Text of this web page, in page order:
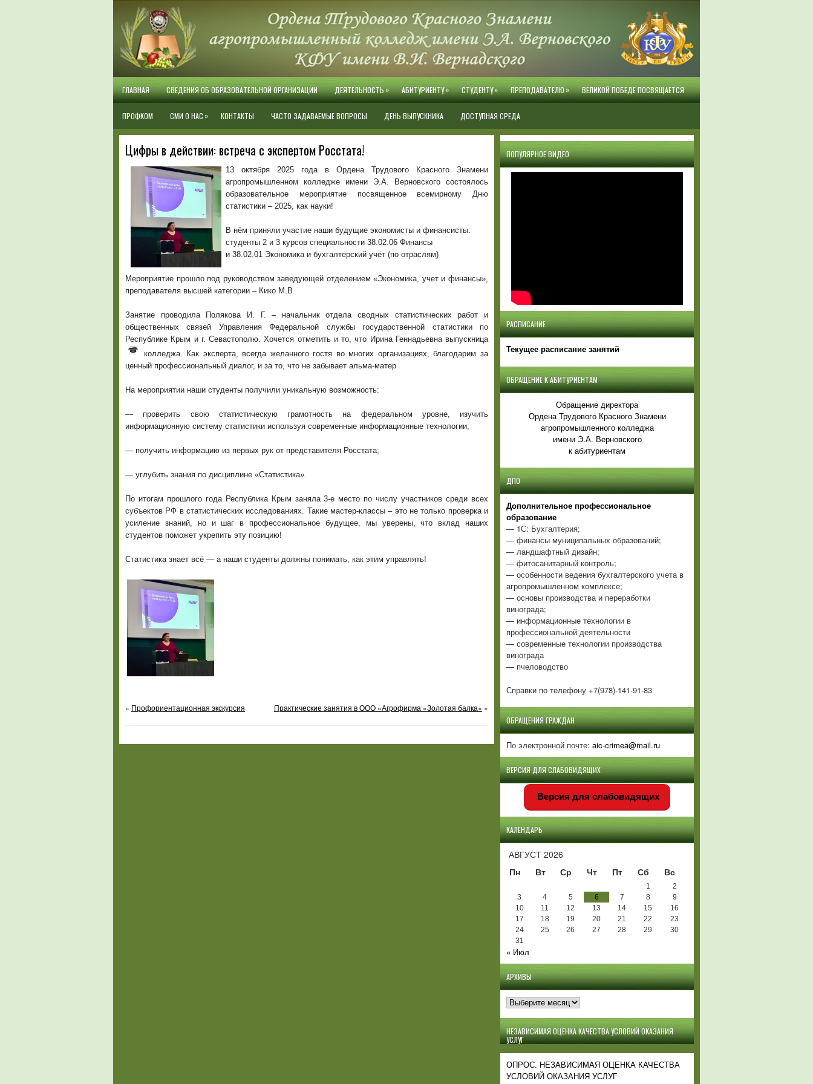
ГЛАВНАЯ СВЕДЕНИЯ ОБ ОБРАЗОВАТЕЛЬНОЙ ОРГАНИЗАЦИИ ДЕЯТЕЛЬНОСТЬ» АБИТУРИЕНТУ» СТУДЕНТУ» ПРЕПОДАВАТЕЛЮ» ВЕЛИКОЙ ПОБЕДЕ ПОСВЯЩАЕТСЯ
ПРОФКОМ СМИ О НАС » КОНТАКТЫ ЧАСТО ЗАДАВАЕМЫЕ ВОПРОСЫ ДЕНЬ ВЫПУСКНИКА ДОСТУПНАЯ СРЕДА
Цифры в действии: встреча с экспертом Росстата!
13 октября 2025 года в Ордена Трудового Красного Знамени
агропромышленном колледже имени Э.А. Верновского состоялось
образовательное мероприятие посвященное всемирному Дню
статистики – 2025, как науки!
В нём приняли участие наши будущие экономисты и финансисты:
студенты 2 и 3 курсов специальности 38.02.06 Финансы
и 38.02.01 Экономика и бухгалтерский учёт (по отраслям)
Мероприятие прошло под руководством заведующей отделением «Экономика, учет и финансы»,
преподавателя высшей категории – Кико М.В.
Занятие проводила Полякова И. Г. – начальник отдела сводных статистических работ и
общественных связей Управления Федеральной службы государственной статистики по
Республике Крым и г. Севастополю. Хочется отметить и то, что Ирина Геннадьевна выпускница
колледжа. Как эксперта, всегда желанного гостя во многих организациях, благодарим за
ценный профессиональный диалог, и за то, что не забывает альма-матер
На мероприятии наши студенты получили уникальную возможность:
— проверить свою статистическую грамотность на федеральном уровне, изучить
информационную систему статистики используя современные информационные технологии;
— получить информацию из первых рук от представителя Росстата;
— углубить знания по дисциплине «Статистика».
По итогам прошлого года Республика Крым заняла 3-е место по числу участников среди всех
субъектов РФ в статистических исследованиях. Такие мастер-классы – это не только проверка и
усиление знаний, но и шаг в профессиональное будущее, мы уверены, что вклад наших
студентов поможет укрепить эту позицию!
Статистика знает всё — а наши студенты должны понимать, как этим управлять!
« Профориентационная экскурсия Практические занятия в ООО «Агрофирма «Золотая балка» »
ПОПУЛЯРНОЕ ВИДЕО
РАСПИСАНИЕ
Текущее расписание занятий
ОБРАЩЕНИЕ К АБИТУРИЕНТАМ
Обращение директора
Ордена Трудового Красного Знамени
агропромышленного колледжа
имени Э.А. Верновского
к абитуриентам
ДПО
Дополнительное профессиональное
образование
— 1С: Бухгалтерия;
— финансы муниципальных образований;
— ландшафтный дизайн;
— фитосанитарный контроль;
— особенности ведения бухгалтерского учета в
агропромышленном комплексе;
— основы производства и переработки
винограда;
— информационные технологии в
профессиональной деятельности
— современные технологии производства
винограда
— пчеловодство
Справки по телефону +7(978)-141-91-83
ОБРАЩЕНИЯ ГРАЖДАН
По электронной почте: aic-crimea@mail.ru
ВЕРСИЯ ДЛЯ СЛАБОВИДЯЩИХ
Версия для слабовидящих
КАЛЕНДАРЬ
АВГУСТ 2026
Пн
Вт Ср Чт Пт Сб Вс
1
2
3
4 5 6 7 8
9
10
11 12 13 14 15
16
17
18 19 20 21 22
23
24
25 26 27 28 29
30
31
« Июл
АРХИВЫ
Архивы
НЕЗАВИСИМАЯ ОЦЕНКА КАЧЕСТВА УСЛОВИЙ ОКАЗАНИЯ
УСЛУГ
ОПРОС. НЕЗАВИСИМАЯ ОЦЕНКА КАЧЕСТВА
УСЛОВИЙ ОКАЗАНИЯ УСЛУГ